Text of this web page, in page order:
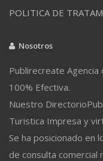
POLITICA DE
Nosotros
Publirecreate Agencia
100% Efectiva.
Nuestro
Turistica Impresa y
Se ha posicionado en
de consulta comercial